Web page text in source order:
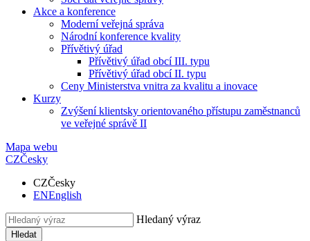
Akce a konference
Moderní veřejná správa
Národní konference kvality
Přívětivý úřad
Přívětivý úřad obcí III. typu
Přívětivý úřad obcí II. typu
Ceny Ministerstva vnitra za kvalitu a inovace
Kurzy
Zvýšení klientsky orientovaného přístupu zaměstnanců
ve veřejné správě II
Mapa webu
CZČesky
CZČesky
ENEnglish
Hledaný výraz
Hledat